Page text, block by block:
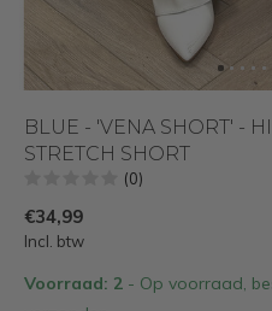
BLUE - 'VENA SHORT' -
STRETCH SHORT
(0)
€34,99
Incl. btw
Voorraad: 2 - Op voorraad,